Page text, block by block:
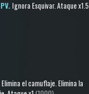
Ignora Esquivar.Ataquex1.5
Elimina el camuflaje.Elimina la